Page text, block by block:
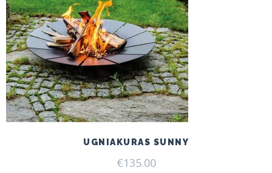
UGNIAKURAS SUNNY
€135.00